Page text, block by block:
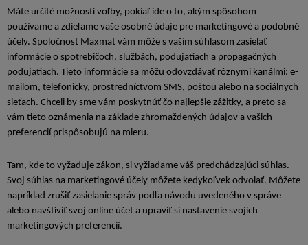
Máte určité možnosti voľby, pokiaľ ide o to, akým spôsobom
používame a zdieľame vaše osobné údaje pre marketingové a podobné
účely. Spoločnosť Maxmat vám môže s vaším súhlasom zasielať
informácie o spotrebičoch, službách, podujatiach a propagačných
podujatiach. Tieto informácie sa môžu odovzdávať rôznymi kanálmi: e-
mailom, telefonicky, prostredníctvom SMS, poštou alebo na sociálnych
sieťach. Chceli by sme vám poskytnúť čo najlepšie zážitky, a preto sa
vám tieto oznámenia na základe zhromaždených údajov a vašich
preferencií prispôsobujú na mieru.
Tam, kde to vyžaduje zákon, si vyžiadame váš predchádzajúci súhlas.
Svoj súhlas na marketingové účely môžete kedykoľvek odvolať. Môžete
napríklad zrušiť zasielanie správ podľa návodu uvedeného v správe
alebo navštíviť svoj online účet a upraviť si nastavenie svojich
marketingových preferencií.